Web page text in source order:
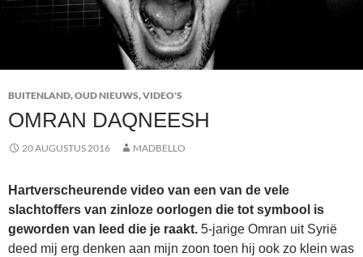
BUITENLAND,OUD NIEUWS,VIDEO'S
OMRAN DAQNEESH
20 AUGUSTUS 2016 MADBELLO
Hartverscheurende video van een van de vele
slachtoffers van zinloze oorlogen die tot symbool is
geworden van leed die je raakt. 5-jarige Omran uit Syrië
deed mij erg denken aan mijn zoon toen hij ook zo klein was